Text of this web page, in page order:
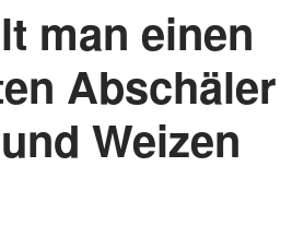
man einen
Abschäler
Weizen